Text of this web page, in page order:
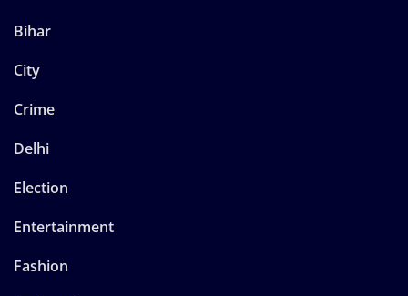
Bihar
City
Crime
Delhi
Election
Entertainment
Fashion